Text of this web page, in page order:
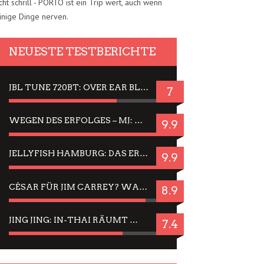
schrill - PORTO ist ein Trip wert, auch wenn
Dinge nerven.
NEUESTE TESTBERICHTE
JBL TUNE 720BT: OVER EAR BLUETOOTH KOPFHÖRER UM DIE 50,-€ IM DAUER-TEST 7
WEGEN DES ERFOLGES – MJ: MICHAEL JACKSON MUSICAL IN EINER MATINEE SEHEN 9.9
JELLYFISH HAMBURG: DAS ERFOLGREICHE SOMMER-MENÜ 2025 IN GEFÜHLEN UND BILDERN 9.9
CÉSAR FÜR JIM CARREY? WARUM DAS EINER DER NERVIGSTEN ACTORS IST UND BLEIBT 8.9
JING JING: IN-THAI RÄUMT WIEDER TITEL AB – EIN ZWEI-STUNDEN-ERLEBNISBERICHT 7.4